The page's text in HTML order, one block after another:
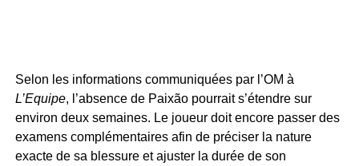
Selon les informations communiquées par l’OM à
L’Equipe, l’absence de Paixão pourrait s’étendre sur
environ deux semaines. Le joueur doit encore passer des
examens complémentaires afin de préciser la nature
exacte de sa blessure et ajuster la durée de son